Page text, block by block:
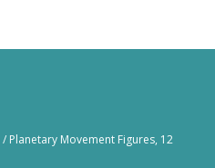
Planetary Movement Figures, 12